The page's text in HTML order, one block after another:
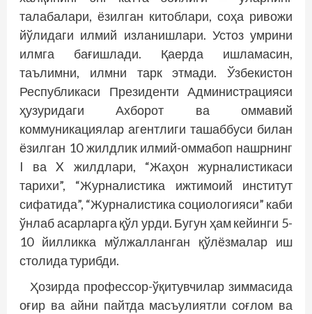
талабалари, ёзилган китоблари, соҳа ривожи
йўлидаги илмий изланишлари. Устоз умрини
илм­­га бағишлади. Қаерда ишламасин,
таълимни, илмни тарк этмади. Ўзбекистон
Республикаси Президенти Администрацияси
ҳузуридаги Ахборот ва оммавий
коммуникациялар агентлиги ташаб­буси билан
ёзилган 10 жилдлик илмий-оммабоп нашрнинг
I ва X жилдлари, “Жаҳон журналистикаси
тарихи”, “Журналис­тика ижтимоий институт
сифатида”, “Журналис­тика социологияси” каби
ўнлаб асарларга қўл урди. Бугун ҳам кейинги 5-
10 йилликка мўлжалланган қўлёзмалар иш
столида турибди.
Ҳозирда профессор-ўқитувчилар зиммасида
оғир ва айни пайтда масъулиятли соғлом ва